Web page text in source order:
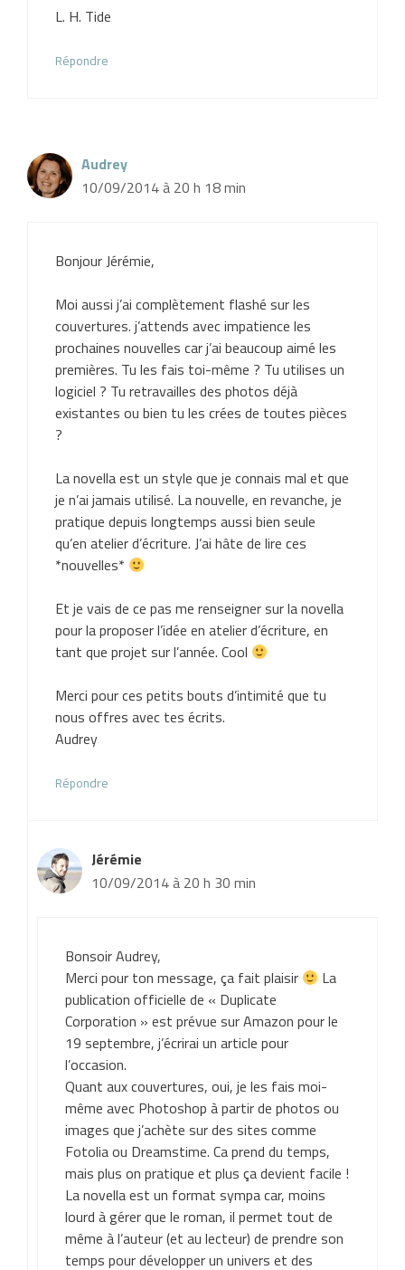
L. H. Tide
Répondre
Audrey
10/09/2014 à 20 h 18 min
Bonjour Jérémie,
Moi aussi j’ai complètement flashé sur les
couvertures. j’attends avec impatience les
prochaines nouvelles car j’ai beaucoup aimé les
premières. Tu les fais toi-même ? Tu utilises un
logiciel ? Tu retravailles des photos déjà
existantes ou bien tu les crées de toutes pièces
?
La novella est un style que je connais mal et que
je n’ai jamais utilisé. La nouvelle, en revanche, je
pratique depuis longtemps aussi bien seule
qu’en atelier d’écriture. J’ai hâte de lire ces
*nouvelles*
Et je vais de ce pas me renseigner sur la novella
pour la proposer l’idée en atelier d’écriture, en
tant que projet sur l’année. Cool
Merci pour ces petits bouts d’intimité que tu
nous offres avec tes écrits.
Audrey
Répondre
Jérémie
10/09/2014 à 20 h 30 min
Bonsoir Audrey,
Merci pour ton message, ça fait plaisir
La
publication officielle de « Duplicate
Corporation » est prévue sur Amazon pour le
19 septembre, j’écrirai un article pour
l’occasion.
Quant aux couvertures, oui, je les fais moi-
même avec Photoshop à partir de photos ou
images que j’achète sur des sites comme
Fotolia ou Dreamstime. Ca prend du temps,
mais plus on pratique et plus ça devient facile !
La novella est un format sympa car, moins
lourd à gérer que le roman, il permet tout de
même à l’auteur (et au lecteur) de prendre son
temps pour développer un univers et des